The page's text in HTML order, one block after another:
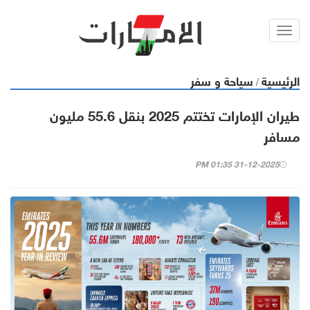
Toggl
الرئيسية / سياحة و سفر
طيران الإمارات تختتم 2025 بنقل 55.6 مليون
مسافر
31-12-2025 01:35 PM